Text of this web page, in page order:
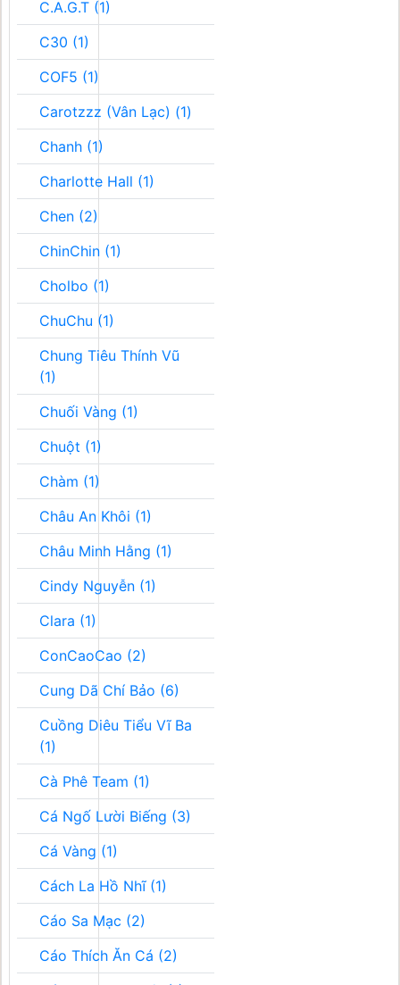
C.A.G.T (1)
C30 (1)
COF5 (1)
Carotzzz (Vân Lạc) (1)
Chanh (1)
Charlotte Hall (1)
Chen (2)
ChinChin (1)
Cholbo (1)
ChuChu (1)
Chung Tiêu Thính Vũ
(1)
Chuối Vàng (1)
Chuột (1)
Chàm (1)
Châu An Khôi (1)
Châu Minh Hằng (1)
Cindy Nguyễn (1)
Clara (1)
ConCaoCao (2)
Cung Dã Chí Bảo (6)
Cuồng Diêu Tiểu Vĩ Ba
(1)
Cà Phê Team (1)
Cá Ngố Lười Biếng (3)
Cá Vàng (1)
Cách La Hồ Nhĩ (1)
Cáo Sa Mạc (2)
Cáo Thích Ăn Cá (2)